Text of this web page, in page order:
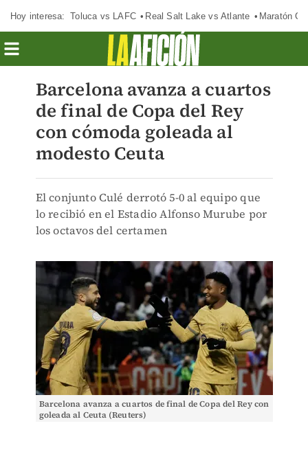
Hoy interesa: Toluca vs LAFC Real Salt Lake vs Atlante Maratón
Barcelona avanza a cuartos
de final de Copa del Rey
con cómoda goleada al
modesto Ceuta
El conjunto Culé derrotó 5-0 al equipo que
lo recibió en el Estadio Alfonso Murube por
los octavos del certamen
Barcelona avanza a cuartos de final de Copa del Rey con
goleada al Ceuta (Reuters)